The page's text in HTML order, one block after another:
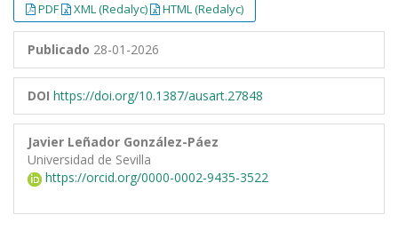
PDF XML (Redalyc) HTML (Redalyc)
Publicado 28-01-2026
DOI https://doi.org/10.1387/ausart.27848
Javier Leñador González-Páez
Universidad de Sevilla
https://orcid.org/0000-0002-9435-3522